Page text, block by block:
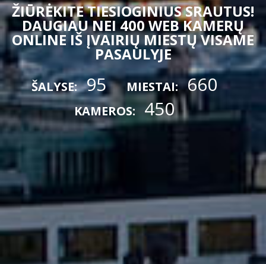
ŽIŪRĖKITE TIESIOGINIUS SRAUTUS!
DAUGIAU NEI 400 WEB KAMERŲ
ONLINE IŠ ĮVAIRIŲ MIESTŲ VISAME
PASAULYJE
ŠALYSE: 95 MIESTAI: 660
KAMEROS: 450